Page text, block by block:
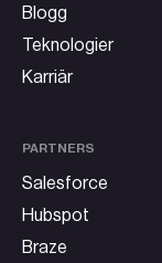
Blogg
Teknologier
Karriär
PARTNERS
Salesforce
Hubspot
Braze